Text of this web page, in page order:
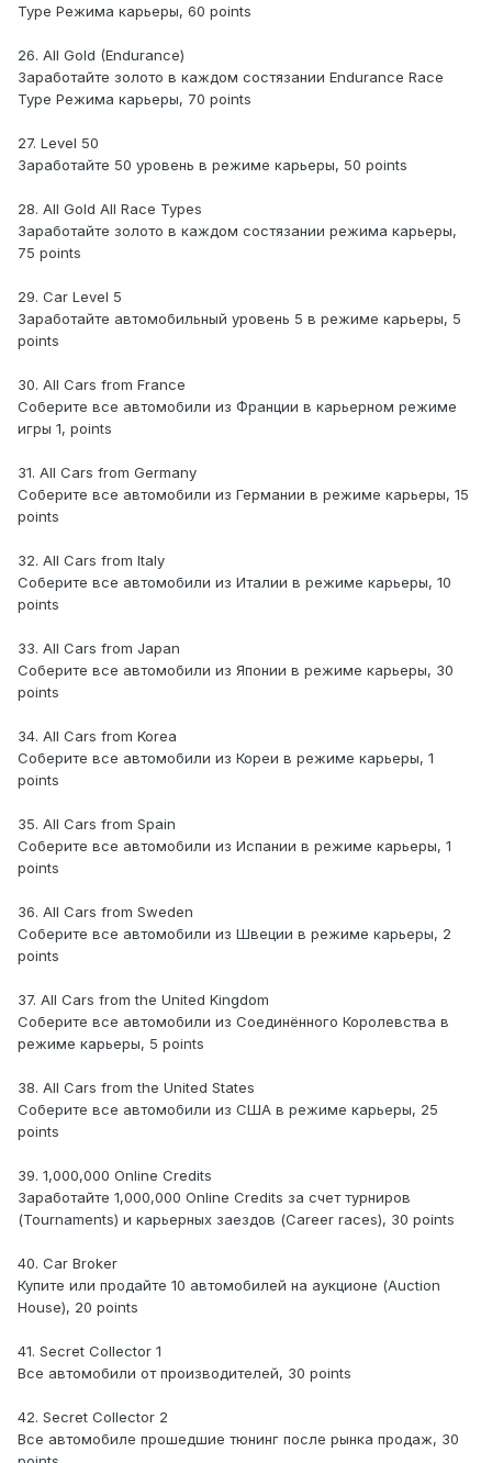
Type Режима карьеры, 60 points
26. All Gold (Endurance)
Заработайте золото в каждом состязании Endurance Race
Type Режима карьеры, 70 points
27. Level 50
Заработайте 50 уровень в режиме карьеры, 50 points
28. All Gold All Race Types
Заработайте золото в каждом состязании режима карьеры,
75 points
29. Car Level 5
Заработайте автомобильный уровень 5 в режиме карьеры, 5
points
30. All Cars from France
Соберите все автомобили из Франции в карьерном режиме
игры 1, points
31. All Cars from Germany
Соберите все автомобили из Германии в режиме карьеры, 15
points
32. All Cars from Italy
Соберите все автомобили из Италии в режиме карьеры, 10
points
33. All Cars from Japan
Соберите все автомобили из Японии в режиме карьеры, 30
points
34. All Cars from Korea
Соберите все автомобили из Кореи в режиме карьеры, 1
points
35. All Cars from Spain
Соберите все автомобили из Испании в режиме карьеры, 1
points
36. All Cars from Sweden
Соберите все автомобили из Швеции в режиме карьеры, 2
points
37. All Cars from the United Kingdom
Соберите все автомобили из Соединённого Королевства в
режиме карьеры, 5 points
38. All Cars from the United States
Соберите все автомобили из США в режиме карьеры, 25
points
39. 1,000,000 Online Credits
Заработайте 1,000,000 Online Credits за счет турниров
(Tournaments) и карьерных заездов (Career races), 30 points
40. Car Broker
Купите или продайте 10 автомобилей на аукционе (Auction
House), 20 points
41. Secret Collector 1
Все автомобили от производителей, 30 points
42. Secret Collector 2
Все автомобиле прошедшие тюнинг после рынка продаж, 30